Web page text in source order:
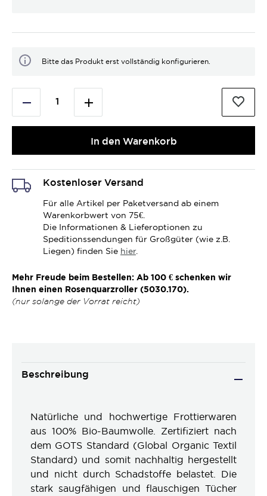
Bitte das Produkt erst vollständig konfigurieren.
In den Warenkorb
Kostenloser Versand
Für alle Artikel per Paketversand ab einem
Warenkorbwert von 75€.
Die Informationen & Lieferoptionen zu
Speditionssendungen für Großgüter (wie z.B.
Liegen) finden Sie hier.
Mehr Freude beim Bestellen: Ab 100 € schenken wir
Ihnen einen Rosenquarzroller (5030.170).
(nur solange der Vorrat reicht)
Beschreibung
Natürliche und hochwertige Frottierwaren
aus 100% Bio-Baumwolle. Zertifiziert nach
dem GOTS Standard (Global Organic Textil
Standard) und somit nachhaltig hergestellt
und nicht durch Schadstoffe belastet. Die
stark saugfähigen und flauschigen Tücher